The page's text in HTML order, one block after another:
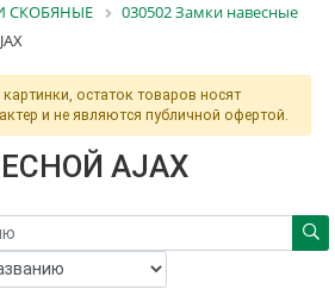
СКОБЯНЫЕ
030502 Замки навесные
остаток товаров носят
и не являются публичной офертой.
AJAX